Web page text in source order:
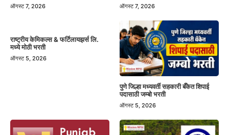
ऑगस्ट 7, 2026 ऑगस्ट 7, 2026
राष्ट्रीय केमिकल्स & फर्टिलायझर्स लि.
मध्ये मोठी भरती
ऑगस्ट 5, 2026
पुणे जिल्हा मध्यवर्ती सहकारी बँकेत शिपाई
पदासाठी जम्बो भरती
ऑगस्ट 5, 2026